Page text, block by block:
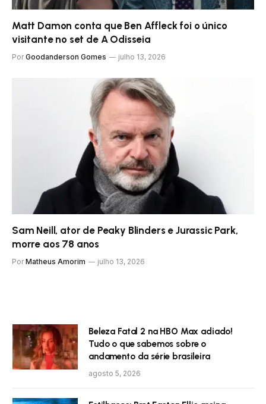
Matt Damon conta que Ben Affleck foi o único
visitante no set de A Odisseia
Por Goodanderson Gomes julho 13, 2026
Sam Neill, ator de Peaky Blinders e Jurassic Park,
morre aos 78 anos
Por Matheus Amorim julho 13, 2026
Beleza Fatal 2 na HBO Max adiado!
Tudo o que sabemos sobre o
andamento da série brasileira
agosto 5, 2026